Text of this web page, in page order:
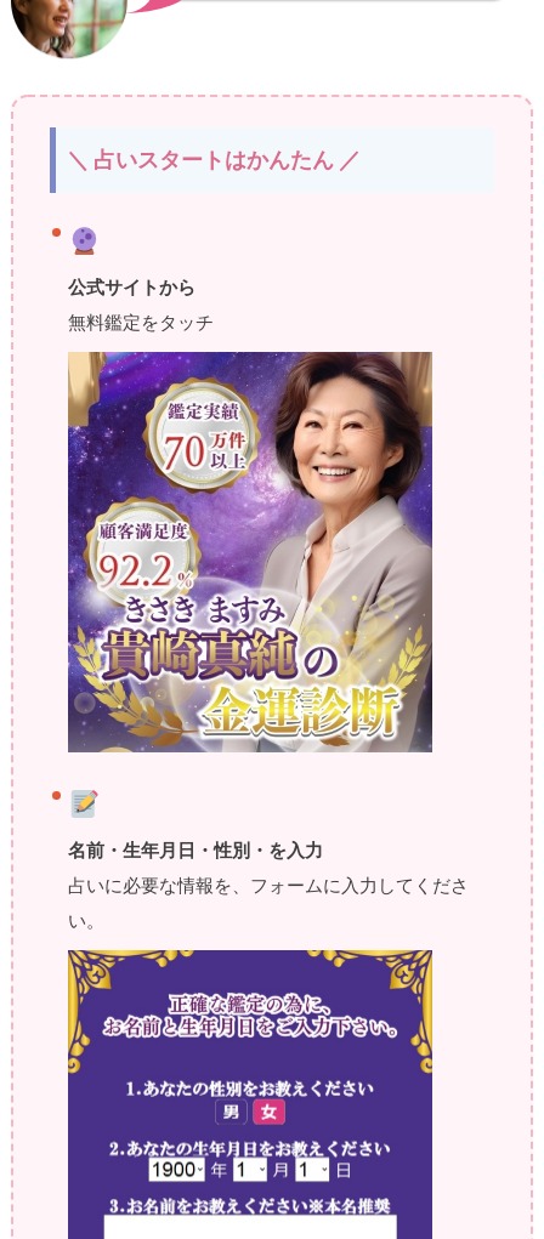
＼ 占いスタートはかんたん ／
公式サイトから
無料鑑定をタッチ
名前・生年月日・性別・を入力
占いに必要な情報を、フォームに入力してくださ
い。